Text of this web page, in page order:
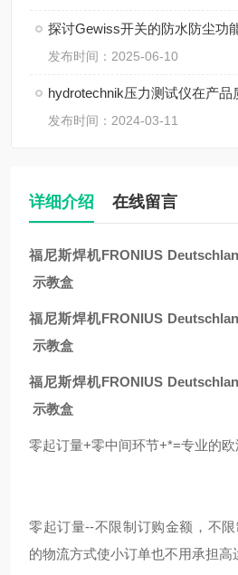
探讨Gewiss开关的防水防尘功
发布时间：2025-06-10
hydrotechnik压力测试仪在产
发布时间：2024-03-11
详细介绍 在线留言
福尼斯焊机FRONIUS
示教盒
福尼斯焊机FRONIUS
示教盒
福尼斯焊机FRONIUS
示教盒
零起订量+零中间环节+*=专业的欧
零起订量--不限制订购金额，不
的物流方式使小订单也不用承担高